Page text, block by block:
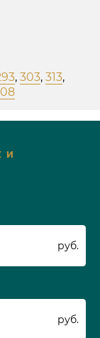
, 303, 313,
руб.
руб.